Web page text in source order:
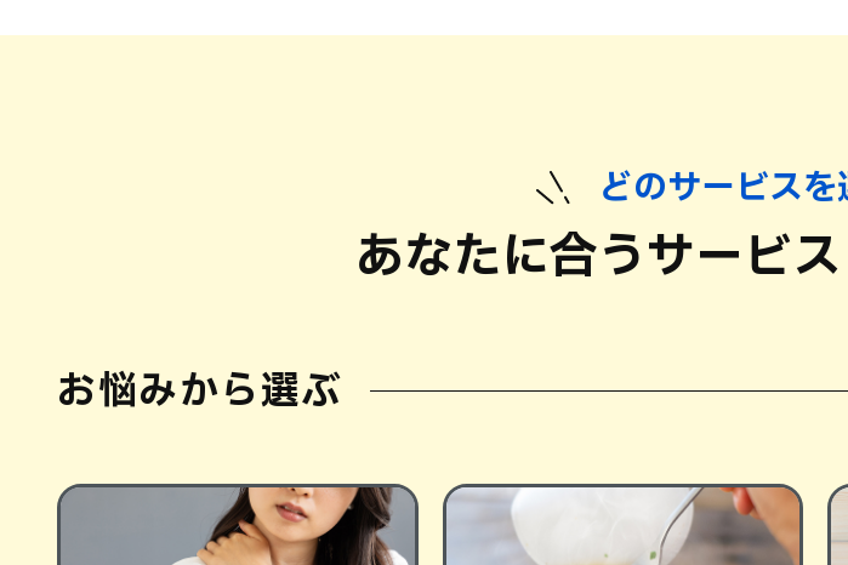
どのサービスを
あなたに合うサービ
お悩みから選ぶ